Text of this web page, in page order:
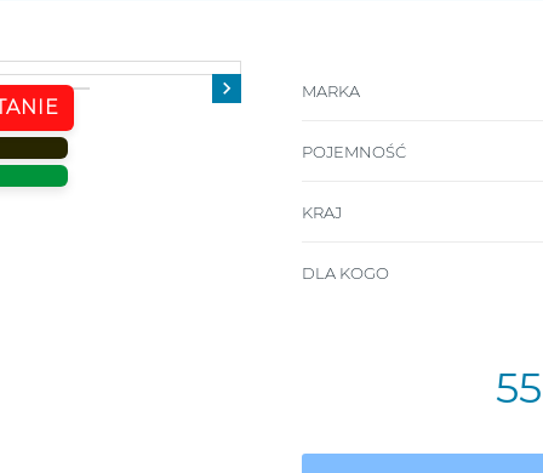
 MARKA
POJEMNOŚĆ
KRAJ
DLA KOGO